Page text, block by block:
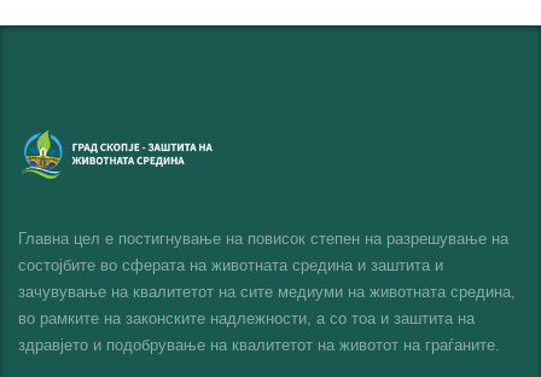
Главна цел е постигнување на повисок степен на разрешување на
состојбите во сферата на животната средина и заштита и
зачувување на квалитетот на сите медиуми на животната средина,
во рамките на законските надлежности, а со тоа и заштита на
здравјето и подобрување на квалитетот на животот на граѓаните.